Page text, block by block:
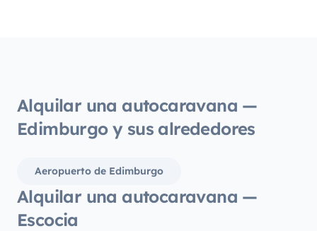
Alquilar una autocaravana —
Edimburgo y sus alrededores
Aeropuerto de Edimburgo
Alquilar una autocaravana —
Escocia